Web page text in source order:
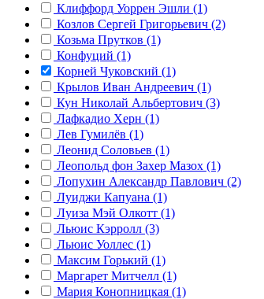
Клиффорд Уоррен Эшли (1)
Козлов Сергей Григорьевич (2)
Козьма Прутков (1)
Конфуций (1)
Корней Чуковский (1)
Крылов Иван Андреевич (1)
Кун Николай Альбертович (3)
Лафкадио Херн (1)
Лев Гумилёв (1)
Леонид Соловьев (1)
Леопольд фон Захер Мазох (1)
Лопухин Александр Павлович (2)
Луиджи Капуана (1)
Луиза Мэй Олкотт (1)
Льюис Кэрролл (3)
Льюис Уоллес (1)
Максим Горький (1)
Маргарет Митчелл (1)
Мария Конопницкая (1)